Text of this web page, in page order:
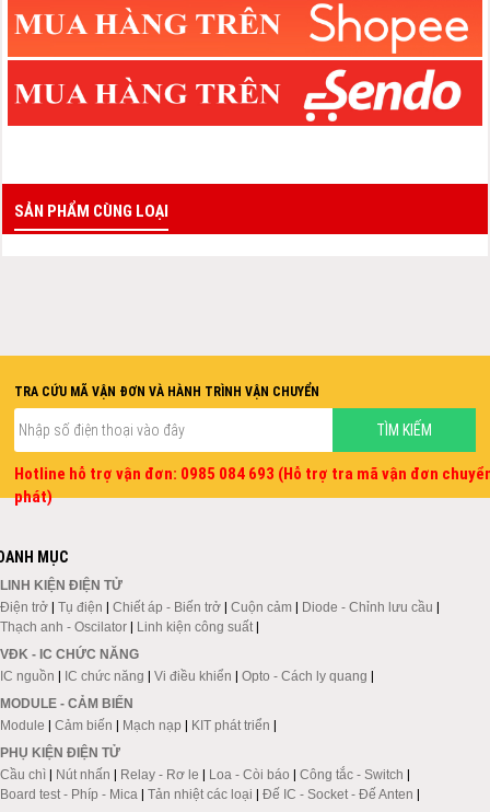
SẢN PHẨM CÙNG LOẠI
TRA CỨU MÃ VẬN ĐƠN VÀ HÀNH TRÌNH VẬN CHUYỂN
Hotline hỗ trợ vận đơn: 0985 084 693 (Hỗ trợ tra mã vận đơn
phát)
MỤC
LINH KIỆN ĐIỆN TỬ
Điện trở
Tụ điện Chiết áp - Biến trở Cuộn cảm Diode - Chỉnh lưu cầu
Thạch anh - Oscilator
Linh kiện công suất|
VĐK - IC CHỨC NĂNG
IC nguồn
IC chức năng Vi điều khiển Opto - Cách ly quang
MODULE - CẢM BIẾN
Module
Cảm biến Mạch nạp KIT phát triển
PHỤ KIỆN ĐIỆN TỬ
Cầu chì
Nút nhấn Relay - Rơ le Loa - Còi báo Công tắc - Switch
Board test - Phíp - Mica
Tản nhiệt các loại Đế IC - Socket - Đế Anten